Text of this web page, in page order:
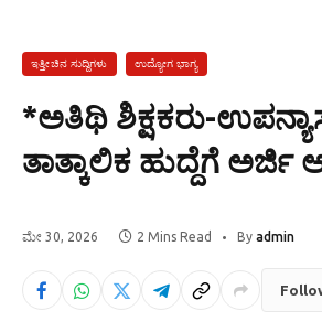
ಇತ್ತೀಚಿನ ಸುದ್ದಿಗಳು ಉದ್ಯೋಗ ಭಾಗ್ಯ
*ಅತಿಥಿ ಶಿಕ್ಷಕರು-
ತಾತ್ಕಾಲಿಕ ಹುದ್ದೆಗೆ ಅರ್ಜಿ
ಮೇ 30, 2026 2 Mins Read By admin